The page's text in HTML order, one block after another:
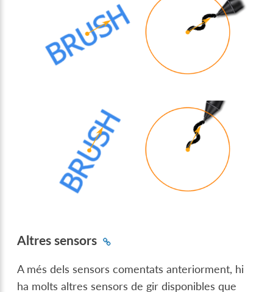
Altres sensors
A més dels sensors comentats anteriorment, hi
ha molts altres sensors de gir disponibles que